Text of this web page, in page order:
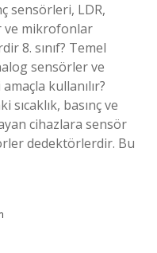
sensörleri, LDR,
mikrofonlar
8. sınıf? Temel
sensörler ve
kullanılır?
basınç ve
cihazlara sensör
dedektörlerdir. Bu